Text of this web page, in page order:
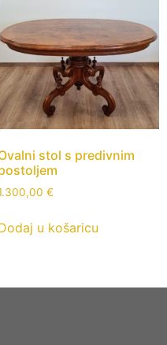
stol s predivnim
€
u košaricu